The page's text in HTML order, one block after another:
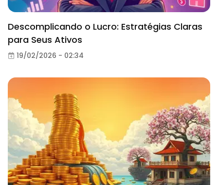
Descomplicando o Lucro: Estratégias Claras
para Seus Ativos
19/02/2026 - 02:34